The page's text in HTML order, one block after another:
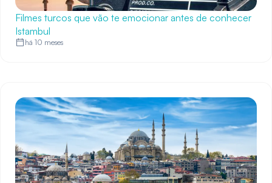
Filmes turcos que vão te emocionar antes de conhecer
Istambul
há 10 meses